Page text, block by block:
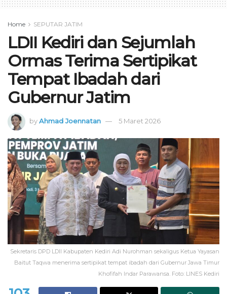
Home SEPUTAR JATIM
LDII Kediri dan Sejumlah
Ormas Terima Sertipikat
Tempat Ibadah dari
Gubernur Jatim
byAhmad Joennatan 5 Maret 2026
Sekretaris DPD LDII Kabupaten Kediri Adi Nurohman sekaligus Ketua Yayasan
Baitut Taqwa menerima sertipikat tempat ibadah dari Gubernur Jawa Timur
Khofifah Indar Parawansa. Foto: LINES Kediri